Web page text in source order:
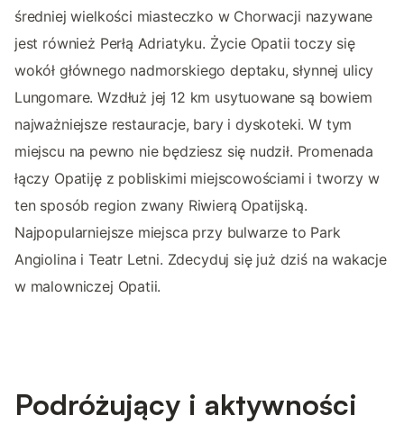
średniej wielkości miasteczko w Chorwacji nazywane
jest również Perłą Adriatyku. Życie Opatii toczy się
wokół głównego nadmorskiego deptaku, słynnej ulicy
Lungomare. Wzdłuż jej 12 km usytuowane są bowiem
najważniejsze restauracje, bary i dyskoteki. W tym
miejscu na pewno nie będziesz się nudził. Promenada
łączy Opatiję z pobliskimi miejscowościami i tworzy w
ten sposób region zwany Riwierą Opatijską.
Najpopularniejsze miejsca przy bulwarze to Park
Angiolina i Teatr Letni. Zdecyduj się już dziś na wakacje
w malowniczej Opatii.
Podróżujący i aktywności